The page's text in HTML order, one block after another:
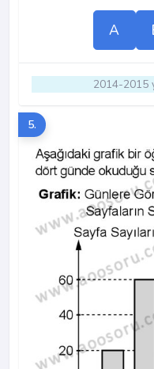
A
2014-2015
5.